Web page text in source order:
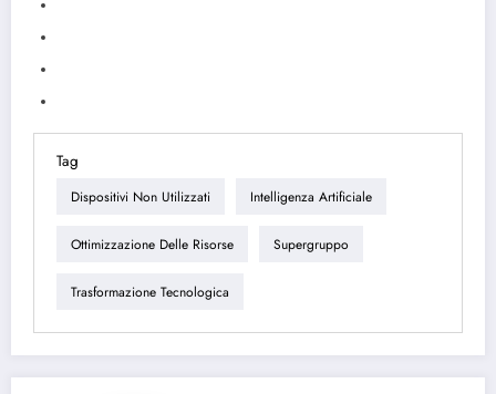
Tag
Dispositivi Non Utilizzati Intelligenza Artificiale
Ottimizzazione Delle Risorse Supergruppo
Trasformazione Tecnologica